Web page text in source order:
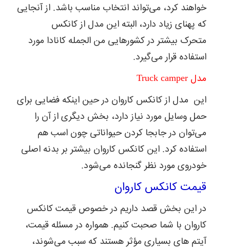
خواهند کرد، می‌تواند انتخاب مناسب باشد. از آنجایی
که پهنای زیاد دارد، البته این مدل از کانکس
متحرک بیشتر در کشورهایی من الجمله کانادا مورد
استفاده قرار می‌گیرد.
مدل Truck camper
این مدل از کانکس کاروان در حین اینکه فضایی برای
حمل وسایل مورد نیاز دارد، بخش دیگری از آن را
می‌توان در جابجا کردن حیواناتی چون اسب هم
استفاده کرد. این کانکس کاروان بیشتر بر بدنه اصلی
خودروی مورد نظر گنجانده می‌شود.
قیمت کانکس کاروان
در این بخش قصد داریم در خصوص قیمت کانکس
کاروان با شما صحبت کنیم. همواره در مسئله قیمت،
آیتم های بسیاری مؤثر هستند که سبب می‌شوند،